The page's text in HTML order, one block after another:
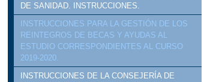
DE SANIDAD. INSTRUCCIONES.
INSTRUCCIONES PARA LA GESTIÓN DE LOS
REINTEGROS DE BECAS Y AYUDAS AL
ESTUDIO CORRESPONDIENTES AL CURSO
2019-2020.
INSTRUCCIONES DE LA CONSEJERÍA DE